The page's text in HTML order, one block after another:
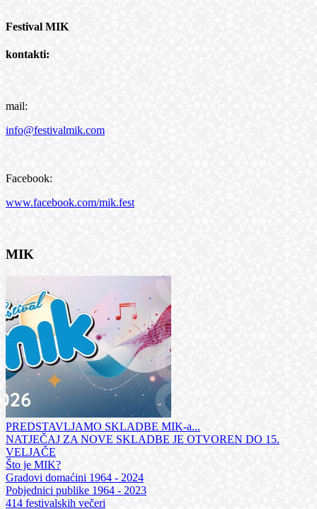
Festival MIK
kontakti:
mail:
info@festivalmik.com
Facebook:
www.facebook.com/mik.fest
MIK
PREDSTAVLJAMO SKLADBE MIK-a...
NATJEČAJ ZA NOVE SKLADBE JE OTVOREN DO 15.
VELJAČE
Što je MIK?
Gradovi domaćini 1964 - 2024
Pobjednici publike 1964 - 2023
414 festivalskih večeri